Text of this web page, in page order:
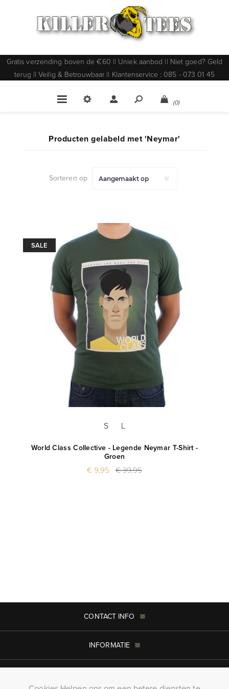
Gratis verzending boven de €60 || Uniek aanbod || Niet goed? Geld
terug || Veilig & Betrouwbaar || Klantenservice : 085 - 073 01 45
(0)
Producten gelabeld met 'Neymar'
Sorteren op
SALE
S L
World Class Collective - Legende Neymar T-Shirt -
Groen
€ 9,95 € 39,95
CONTACT INFO
INFORMATIE